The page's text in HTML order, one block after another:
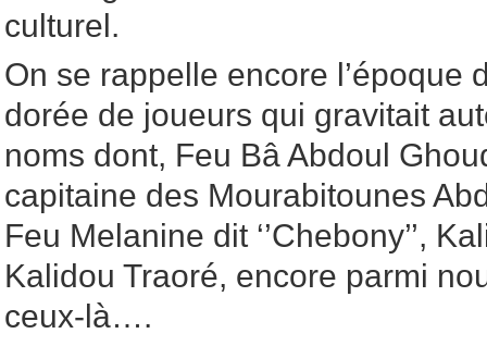
culturel.
On se rappelle encore l’époque
dorée de joueurs qui gravitait
noms dont, Feu Bâ Abdoul
capitaine des Mourabitounes
Feu Melanine dit ‘’Chebony’’,
Kalidou Traoré, encore parmi
ceux-là….